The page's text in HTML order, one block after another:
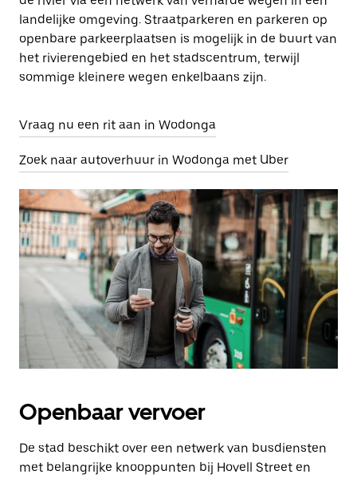
landelijke omgeving. Straatparkeren en parkeren op
openbare parkeerplaatsen is mogelijk in de buurt van
het rivierengebied en het stadscentrum, terwijl
sommige kleinere wegen enkelbaans zijn.
Vraag nu een rit aan in Wodonga
Zoek naar autoverhuur in Wodonga met Uber
Openbaar vervoer
De stad beschikt over een netwerk van busdiensten
met belangrijke knooppunten bij Hovell Street en